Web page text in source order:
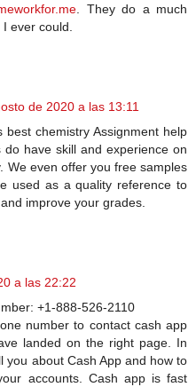
. They do a much
ever could.
de 2020 a las 13:11
best chemistry Assignment help
have skill and experience on
We even offer you free samples
used as a quality reference to
improve your grades.
a las 22:22
+1-888-526-2110
number to contact cash app
landed on the right page. In
you about Cash App and how to
accounts. Cash app is fast